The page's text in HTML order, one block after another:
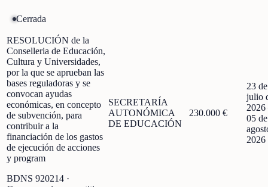
Cerrada
RESOLUCIÓN de la
Conselleria de Educación,
Cultura y Universidades,
por la que se aprueban las
bases reguladoras y se
convocan ayudas
económicas, en concepto
de subvención, para
contribuir a la
financiación de los gastos
de ejecución de acciones
y program
BDNS 920214 ·
SECRETARÍA
AUTONÓMICA
DE EDUCACIÓN
230.000 €
23 de
julio
2026
05 de
2026